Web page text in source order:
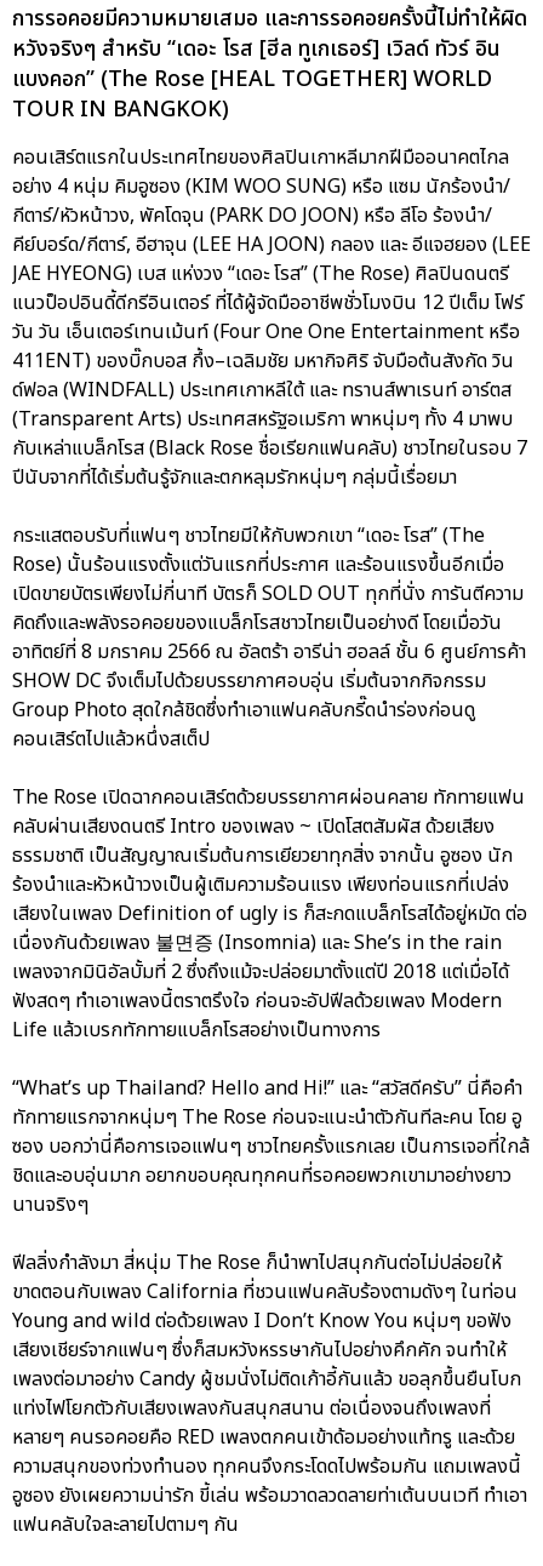
การรอคอยมีความหมายเสมอ และการรอคอยครั้งนี้ไม่ทำให้ผิด
หวังจริงๆ สำหรับ “เดอะ โรส [ฮีล ทูเกเธอร์] เวิลด์ ทัวร์ อิน
แบงคอก” (The Rose [HEAL TOGETHER] WORLD
TOUR IN BANGKOK)
คอนเสิร์ตแรกในประเทศไทยของศิลปินเกาหลีมากฝีมืออนาคตไกล
อย่าง 4 หนุ่ม คิมอูซอง (KIM WOO SUNG) หรือ แซม นักร้องนำ/
กีตาร์/หัวหน้าวง, พัคโดจุน (PARK DO JOON) หรือ ลีโอ ร้องนำ/
คีย์บอร์ด/กีตาร์, อีฮาจุน (LEE HA JOON) กลอง และ อีแจฮยอง (LEE
JAE HYEONG) เบส แห่งวง “เดอะ โรส” (The Rose) ศิลปินดนตรี
แนวป็อปอินดี้ดีกรีอินเตอร์ ที่ได้ผู้จัดมืออาชีพชั่วโมงบิน 12 ปีเต็ม โฟร์
วัน วัน เอ็นเตอร์เทนเม้นท์ (Four One One Entertainment หรือ
411ENT) ของบิ๊กบอส กึ้ง–เฉลิมชัย มหากิจศิริ จับมือต้นสังกัด วิน
ด์ฟอล (WINDFALL) ประเทศเกาหลีใต้ และ ทรานส์พาเรนท์ อาร์ตส
(Transparent Arts) ประเทศสหรัฐอเมริกา พาหนุ่มๆ ทั้ง 4 มาพบ
กับเหล่าแบล็กโรส (Black Rose ชื่อเรียกแฟนคลับ) ชาวไทยในรอบ 7
ปีนับจากที่ได้เริ่มต้นรู้จักและตกหลุมรักหนุ่มๆ กลุ่มนี้เรื่อยมา
กระแสตอบรับที่แฟนๆ ชาวไทยมีให้กับพวกเขา “เดอะ โรส” (The
Rose) นั้นร้อนแรงตั้งแต่วันแรกที่ประกาศ และร้อนแรงขึ้นอีกเมื่อ
เปิดขายบัตรเพียงไม่กี่นาที บัตรก็ SOLD OUT ทุกที่นั่ง การันตีความ
คิดถึงและพลังรอคอยของแบล็กโรสชาวไทยเป็นอย่างดี โดยเมื่อวัน
อาทิตย์ที่ 8 มกราคม 2566 ณ อัลตร้า อารีน่า ฮอลล์ ชั้น 6 ศูนย์การค้า
SHOW DC จึงเต็มไปด้วยบรรยากาศอบอุ่น เริ่มต้นจากกิจกรรม
Group Photo สุดใกล้ชิดซึ่งทำเอาแฟนคลับกรี๊ดนำร่องก่อนดู
คอนเสิร์ตไปแล้วหนึ่งสเต็ป
The Rose เปิดฉากคอนเสิร์ตด้วยบรรยากาศผ่อนคลาย ทักทายแฟน
คลับผ่านเสียงดนตรี Intro ของเพลง ~ เปิดโสตสัมผัส ด้วยเสียง
ธรรมชาติ เป็นสัญญาณเริ่มต้นการเยียวยาทุกสิ่ง จากนั้น อูซอง นัก
ร้องนำและหัวหน้าวงเป็นผู้เติมความร้อนแรง เพียงท่อนแรกที่เปล่ง
เสียงในเพลง Definition of ugly is ก็สะกดแบล็กโรสได้อยู่หมัด ต่อ
เนื่องกันด้วยเพลง 불면증 (Insomnia) และ She’s in the rain
เพลงจากมินิอัลบั้มที่ 2 ซึ่งถึงแม้จะปล่อยมาตั้งแต่ปี 2018 แต่เมื่อได้
ฟังสดๆ ทำเอาเพลงนี้ตราตรึงใจ ก่อนจะอัปฟีลด้วยเพลง Modern
Life แล้วเบรกทักทายแบล็กโรสอย่างเป็นทางการ
“What’s up Thailand? Hello and Hi!” และ “สวัสดีครับ” นี่คือคำ
ทักทายแรกจากหนุ่มๆ The Rose ก่อนจะแนะนำตัวกันทีละคน โดย อู
ซอง บอกว่านี่คือการเจอแฟนๆ ชาวไทยครั้งแรกเลย เป็นการเจอที่ใกล้
ชิดและอบอุ่นมาก อยากขอบคุณทุกคนที่รอคอยพวกเขามาอย่างยาว
นานจริงๆ
ฟีลลิ่งกำลังมา สี่หนุ่ม The Rose ก็นำพาไปสนุกกันต่อไม่ปล่อยให้
ขาดตอนกับเพลง California ที่ชวนแฟนคลับร้องตามดังๆ ในท่อน
Young and wild ต่อด้วยเพลง I Don’t Know You หนุ่มๆ ขอฟัง
เสียงเชียร์จากแฟนๆ ซึ่งก็สมหวังหรรษากันไปอย่างคึกคัก จนทำให้
เพลงต่อมาอย่าง Candy ผู้ชมนั่งไม่ติดเก้าอี้กันแล้ว ขอลุกขึ้นยืนโบก
แท่งไฟโยกตัวกับเสียงเพลงกันสนุกสนาน ต่อเนื่องจนถึงเพลงที่
หลายๆ คนรอคอยคือ RED เพลงตกคนเข้าด้อมอย่างแท้ทรู และด้วย
ความสนุกของท่วงทำนอง ทุกคนจึงกระโดดไปพร้อมกัน แถมเพลงนี้
อูซอง ยังเผยความน่ารัก ขี้เล่น พร้อมวาดลวดลายท่าเต้นบนเวที ทำเอา
แฟนคลับใจละลายไปตามๆ กัน